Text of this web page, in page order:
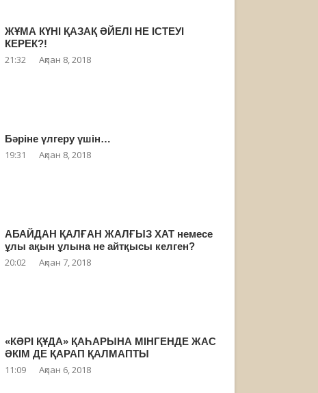
ЖҰМА КҮНІ ҚАЗАҚ ӘЙЕЛІ НЕ ІСТЕУІ
КЕРЕК?!
21:32 Ақпан 8, 2018
Бәріне үлгеру үшін…
19:31 Ақпан 8, 2018
АБАЙДАН ҚАЛҒАН ЖАЛҒЫЗ ХАТ немесе
ұлы ақын ұлына не айтқысы келген?
20:02 Ақпан 7, 2018
«КӘРІ ҚҰДА» ҚАҺАРЫНА МІНГЕНДЕ ЖАС
ӘКІМ ДЕ ҚАРАП ҚАЛМАПТЫ
11:09 Ақпан 6, 2018